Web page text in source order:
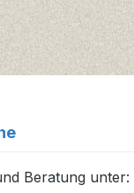
Beratung unter: